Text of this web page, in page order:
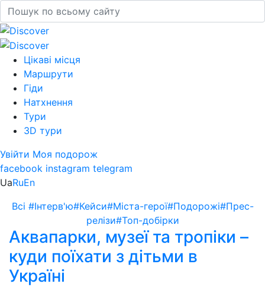
Цікаві місця
Маршрути
Гіди
Натхнення
Тури
3D тури
Увійти Моя подорож
facebook instagram telegram
UaRuEn
Всі #Інтерв'ю#Кейси#Міста-герої#Подорожі#Прес-
релізи#Топ-добірки
Аквапарки, музеї та тропіки –
куди поїхати з дітьми в
Україні